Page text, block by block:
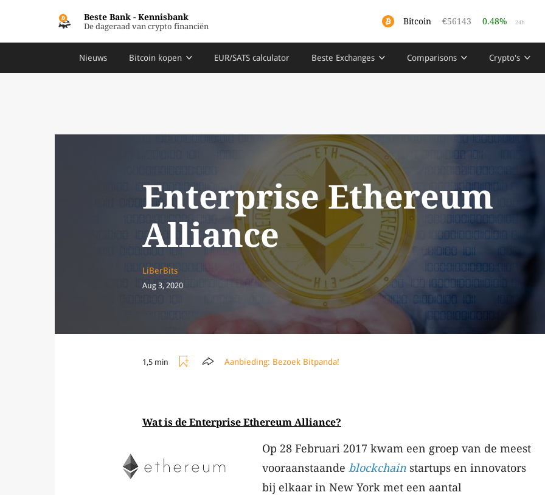
Beste Bank - Kennisbank
De dageraad van crypto financiën Bitcoin €56143 0.48% 24h
Nieuws Bitcoin kopen EUR/SATS calculator Beste Exchanges Comparisons Crypto's
Enterprise Ethereum
Alliance
LiBerBits
Aug 3, 2020
1,5 min Aanbieding: Bezoek Bitpanda!
Wat is de Enterprise Ethereum Alliance?
Op 28 Februari 2017 kwam een groep van de meest
vooraanstaande blockchain startups en innovators
bij elkaar in New York met een aantal